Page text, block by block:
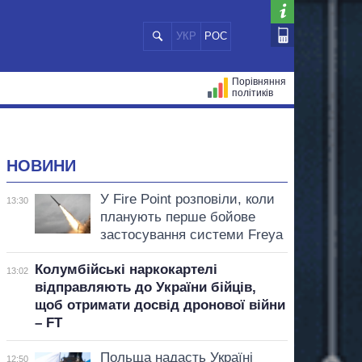
УКР РОС
Порівняння
політиків
НОВИНИ
13:30
У Fire Point розповіли, коли
планують перше бойове
застосування системи Freya
13:02
Колумбійські наркокартелі
відправляють до України бійців,
щоб отримати досвід дронової війни
– FT
12:50
Польща надасть Україні